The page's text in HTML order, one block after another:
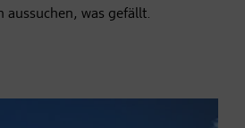
aussuchen, was gefällt.